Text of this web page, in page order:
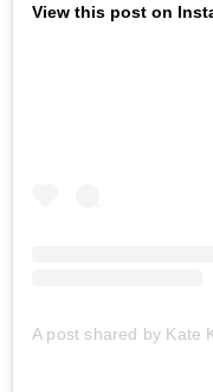
View this post on